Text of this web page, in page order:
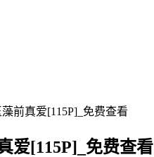
前真爱[115P]_免费查看
爱[115P]_免费查看